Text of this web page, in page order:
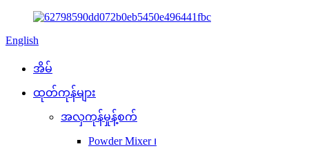
English
အိမ်
ထုတ်ကုန်များ
အလှကုန်မှုန့်စက်
Powder Mixer ၊